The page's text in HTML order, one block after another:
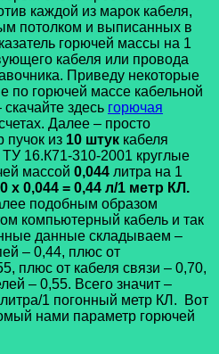
каждой из марок кабеля,
потолком и выписанных в
горючей массы на 1
кабеля или провода
Приведу некоторые
горючей массе кабельной
здесь горючая
Далее – просто
пучок из 10 штук кабеля
16.К71-310-2001 круглые
массой 0,044 литра на 1
х 0,044 = 0,44 л/1 метр КЛ.
подобным образом
компьютерный кабель и так
данные складываем –
– 0,44, плюс от
плюс от кабеля связи – 0,70,
– 0,55. Всего значит –
литра/1 погонный метр КЛ. Вот
нами параметр горючей